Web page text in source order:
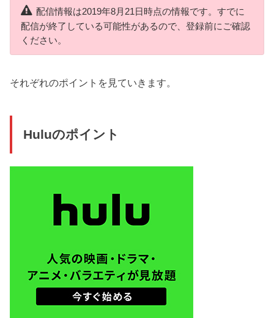
配信情報は2019年8月21日時点の情報です。すでに
配信が終了している可能性があるので、登録前にご確認
ください。
それぞれのポイントを見ていきます。
Huluのポイント